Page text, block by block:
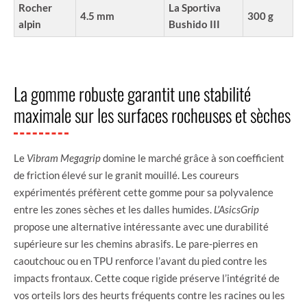
Rocher
alpin
4.5 mm
La Sportiva
Bushido III
300 g
La gomme robuste garantit une stabilité
maximale sur les surfaces rocheuses et sèches
Le Vibram Megagripdomine le marché grâce à son coefficient
de friction élevé sur le granit mouillé. Les coureurs
expérimentés préfèrent cette gomme pour sa polyvalence
entre les zones sèches et les dalles humides. L’AsicsGrip
propose une alternative intéressante avec une durabilité
supérieure sur les chemins abrasifs. Le pare-pierres en
caoutchouc ou en TPU renforce l’avant du pied contre les
impacts frontaux. Cette coque rigide préserve l’intégrité de
vos orteils lors des heurts fréquents contre les racines ou les